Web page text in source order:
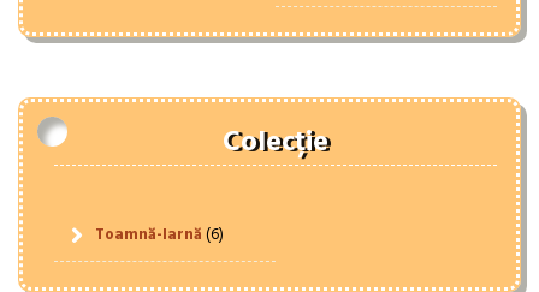
Colecție
Toamnă-Iarnă(6)